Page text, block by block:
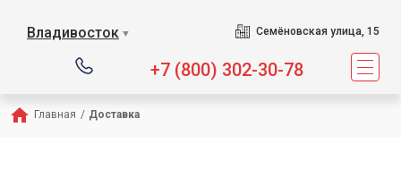
Владивосток ▼ Семёновская улица, 15
+7 (800) 302-30-78
Главная / Доставка